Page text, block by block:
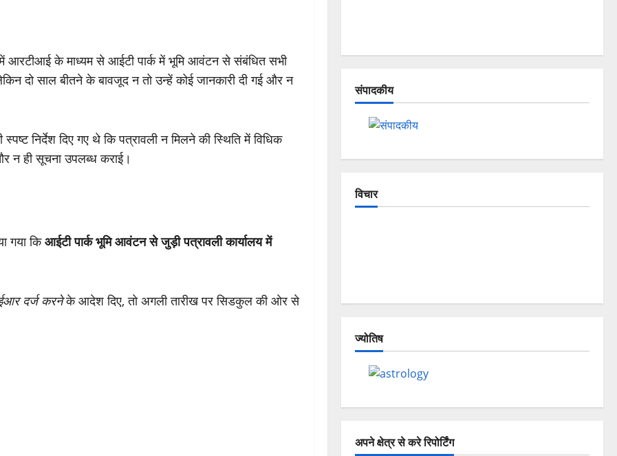
में आरटीआई के माध्यम से आईटी पार्क में भूमि आवंटन से संबंधित सभी
दो साल बीतने के बावजूद न तो उन्हें कोई जानकारी दी गई और न
निर्देश दिए गए थे कि पत्रावली न मिलने की स्थिति में विधिक
न ही सूचना उपलब्ध कराई।
गया किआईटी पार्क भूमि आवंटन से जुड़ी पत्रावली कार्यालय में
दर्ज करनेके आदेश दिए, तो अगली तारीख पर सिडकुल की ओर से
संपादकीय
विचार
ज्योतिष
अपने क्षेत्र से करे रिपोर्टिंग